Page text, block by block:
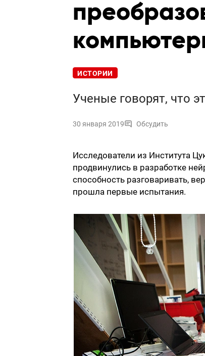
ИСТОРИИ
Ученые говорят, что
30 января 2019 Обсудить
Исследователи из Института
продвинулись в разработке
способность разговаривать,
прошла первые испытания.